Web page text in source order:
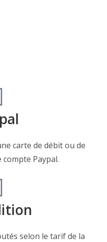
carte de débit ou de
Paypal.
selon le tarif de la